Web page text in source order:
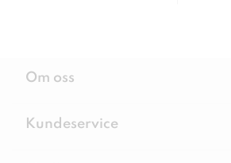
Om oss
Kundeservice